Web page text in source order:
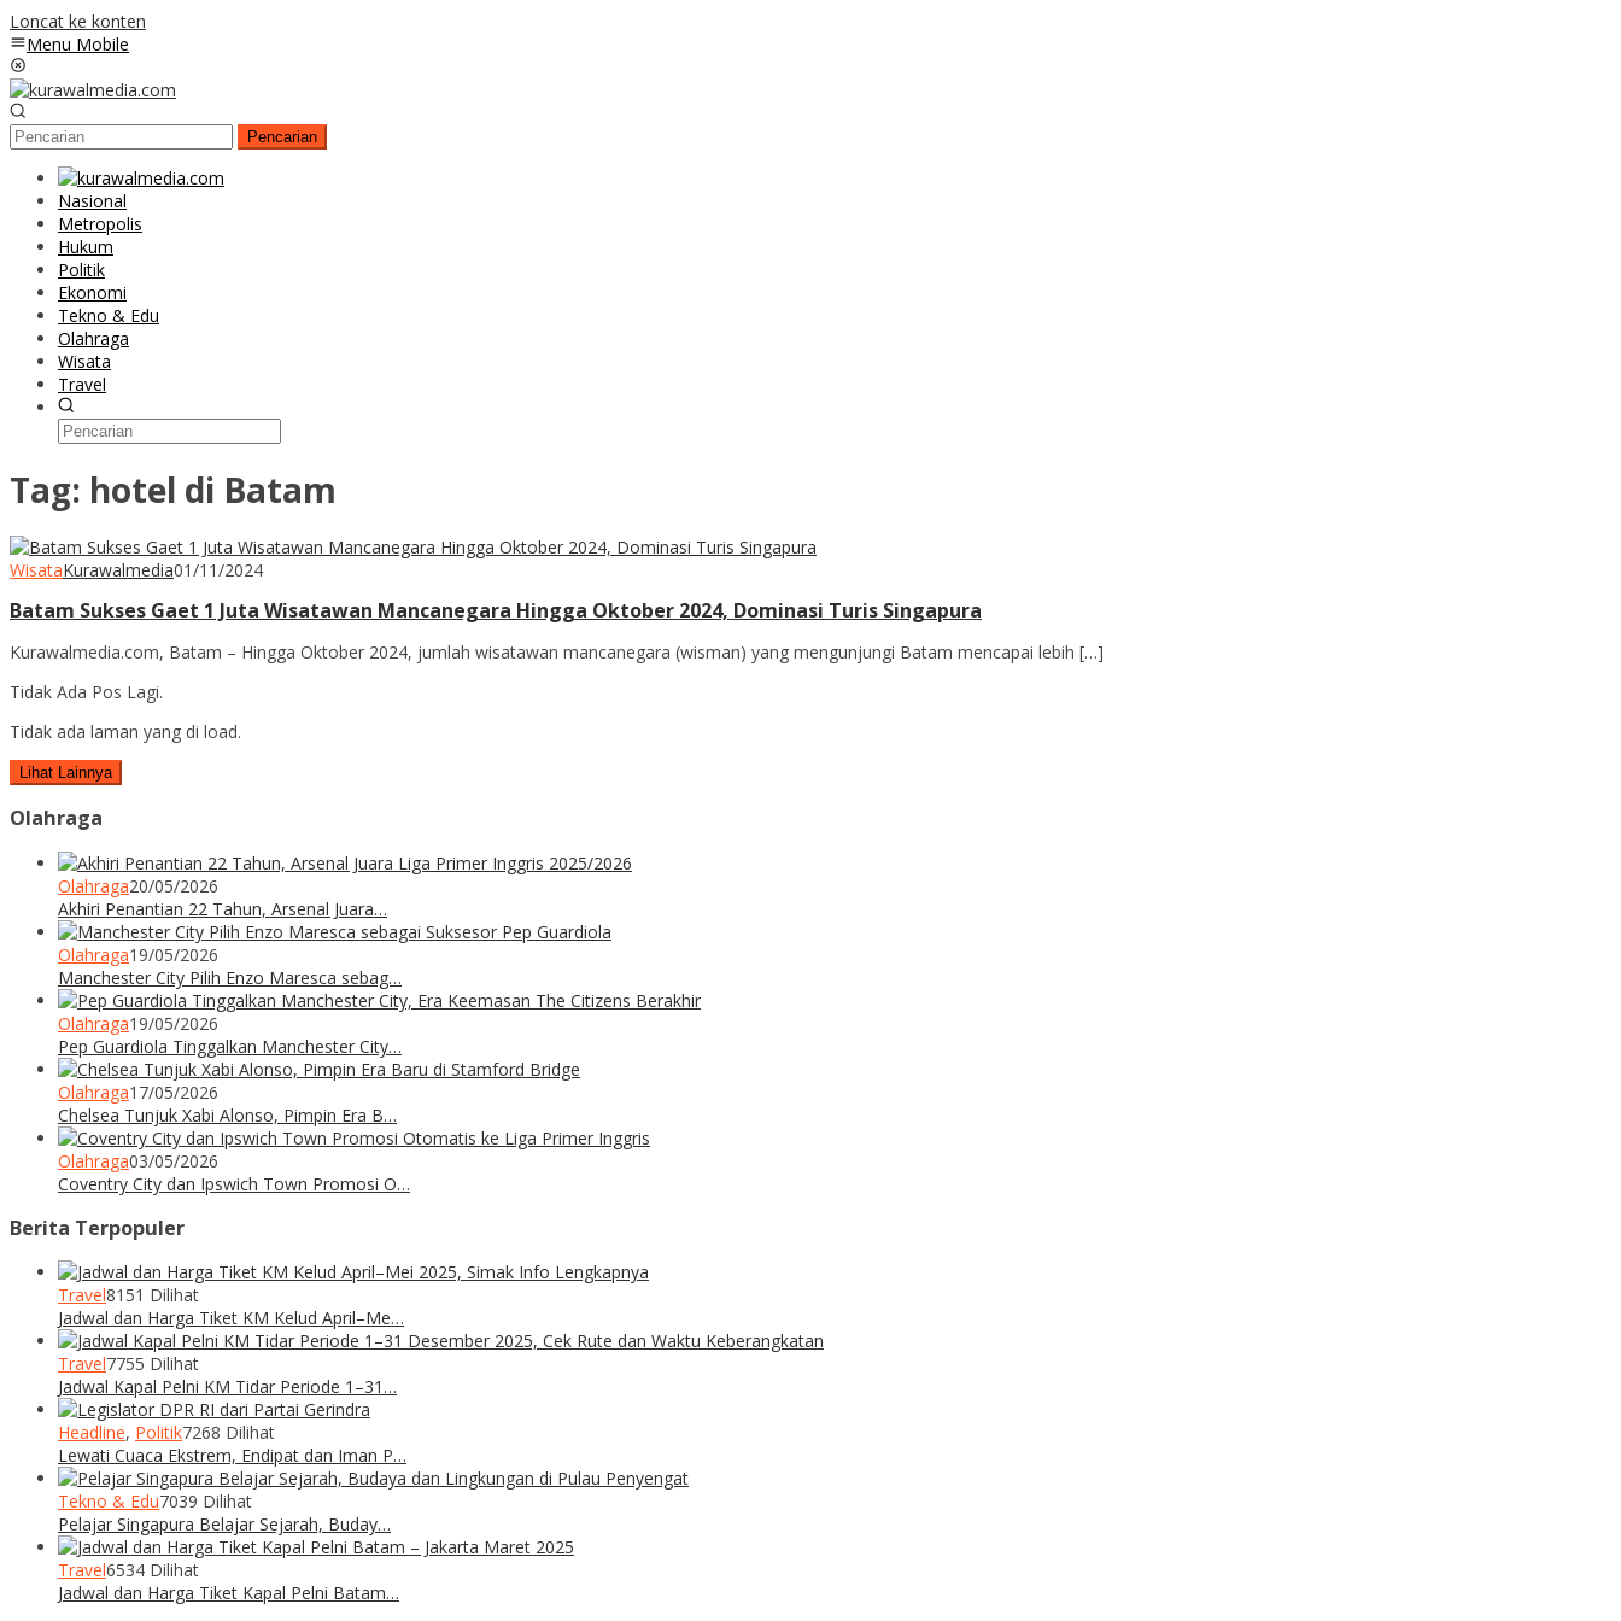
Loncat ke konten
Menu Mobile
Pencarian
Nasional
Metropolis
Hukum
Politik
Ekonomi
Tekno & Edu
Olahraga
Wisata
Travel
Tag: hotel di Batam
WisataKurawalmedia01/11/2024
Batam Sukses Gaet 1 Juta Wisatawan Mancanegara Hingga Oktober 2024, Dominasi Turis Singapura
Kurawalmedia.com, Batam – Hingga Oktober 2024, jumlah wisatawan mancanegara (wisman) yang mengunjungi Batam mencapai lebih […]
Tidak Ada Pos Lagi.
Tidak ada laman yang di load.
Lihat Lainnya
Olahraga
Olahraga20/05/2026
Akhiri Penantian 22 Tahun, Arsenal Juara…
Olahraga19/05/2026
Manchester City Pilih Enzo Maresca sebag…
Olahraga19/05/2026
Pep Guardiola Tinggalkan Manchester City…
Olahraga17/05/2026
Chelsea Tunjuk Xabi Alonso, Pimpin Era B…
Olahraga03/05/2026
Coventry City dan Ipswich Town Promosi O…
Berita Terpopuler
Travel8151 Dilihat
Jadwal dan Harga Tiket KM Kelud April–Me…
Travel7755 Dilihat
Jadwal Kapal Pelni KM Tidar Periode 1–31…
Headline, Politik7268 Dilihat
Lewati Cuaca Ekstrem, Endipat dan Iman P…
Tekno & Edu7039 Dilihat
Pelajar Singapura Belajar Sejarah, Buday…
Travel6534 Dilihat
Jadwal dan Harga Tiket Kapal Pelni Batam…